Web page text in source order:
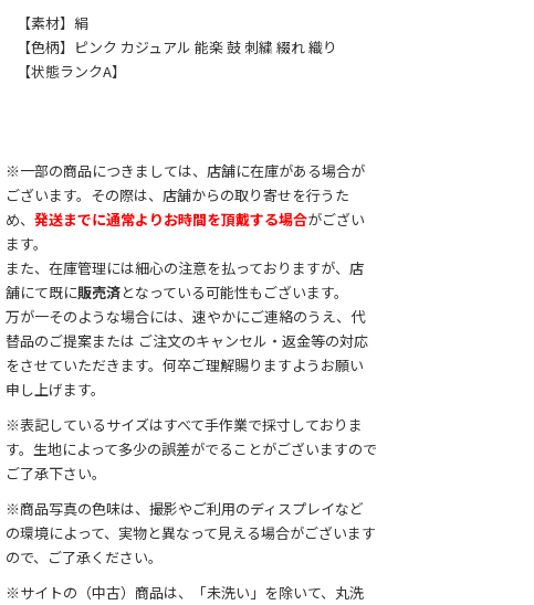
【素材】絹
【色柄】ピンク カジュアル 能楽 鼓 刺繍 綴れ 織り
【状態ランクA】
※一部の商品につきましては、店舗に在庫がある場合が
ございます。その際は、店舗からの取り寄せを行うた
め、 発送までに通常よりお時間を頂戴する場合がござい
ます。
また、在庫管理には細心の注意を払っておりますが、店
舗にて既に販売済となっている可能性もございます。
万が一そのような場合には、速やかにご連絡のうえ、代
替品のご提案または ご注文のキャンセル・返金等の対応
をさせていただきます。何卒ご理解賜りますようお願い
申し上げます。
※表記しているサイズはすべて手作業で採寸しておりま
す。生地によって多少の誤差がでることがございますので
ご了承下さい。
※商品写真の色味は、撮影やご利用のディスプレイなど
の環境によって、実物と異なって見える場合がございます
ので、ご了承ください。
※サイトの（中古）商品は、「未洗い」を除いて、丸洗